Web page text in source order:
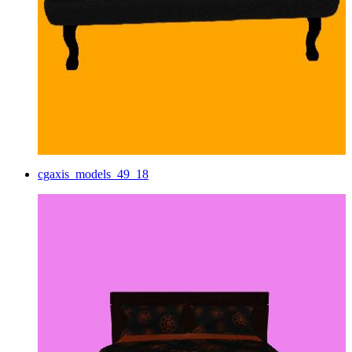
cgaxis_models_49_18